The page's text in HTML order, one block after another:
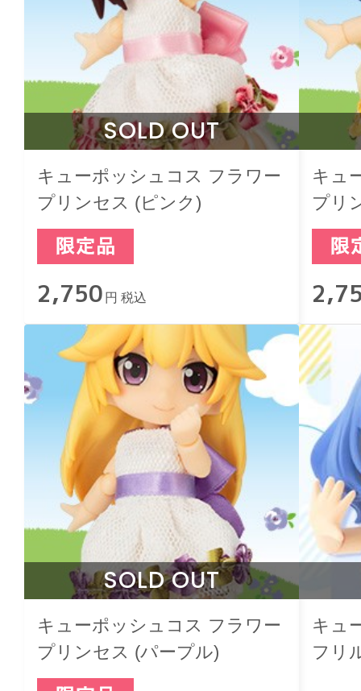
SOLD OUT
キューポッシュコス フラワー
プリンセス (ピンク)
2,750 円 税込
キュ
プリ
SOLD OUT
キューポッシュコス フラワー
プリンセス (パープル)
キュ
フリ